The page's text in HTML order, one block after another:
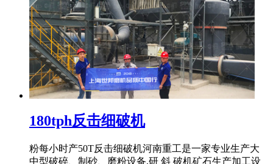
180tph反击细破机
粉每小时产50T反击细破机河南重工是一家专业生产大
中型破碎、制砂、磨粉设备,研 斜 破机矿石生产加工设